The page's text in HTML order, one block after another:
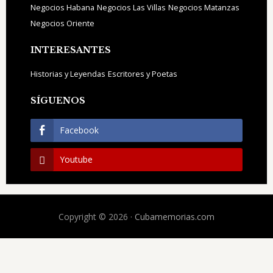
Negocios Habana Negocios Las Villas Negocios Matanzas
Negocios Oriente
INTERESANTES
Historias y Leyendas Escritores y Poetas
SÍGUENOS
Facebook
Youtube
Copyright © 2026 · Cubamemorias.com